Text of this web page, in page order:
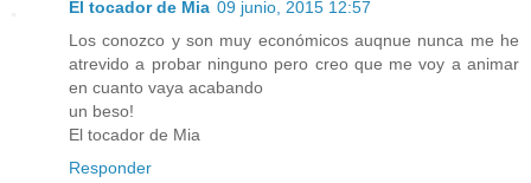
El tocador de Mia 09 junio, 2015 12:57
Los conozco y son muy económicos auqnue nunca me he
atrevido a probar ninguno pero creo que me voy a animar
en cuanto vaya acabando
un beso!
El tocador de Mia
Responder